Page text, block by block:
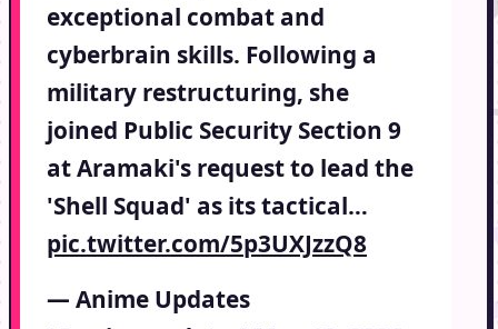
exceptional combat and
cyberbrain skills. Following a
military restructuring, she
joined Public Security Section 9
at Aramaki's request to lead the
'Shell Squad' as its tactical…
pic.twitter.com/5p3UXJzzQ8
— Anime Updates